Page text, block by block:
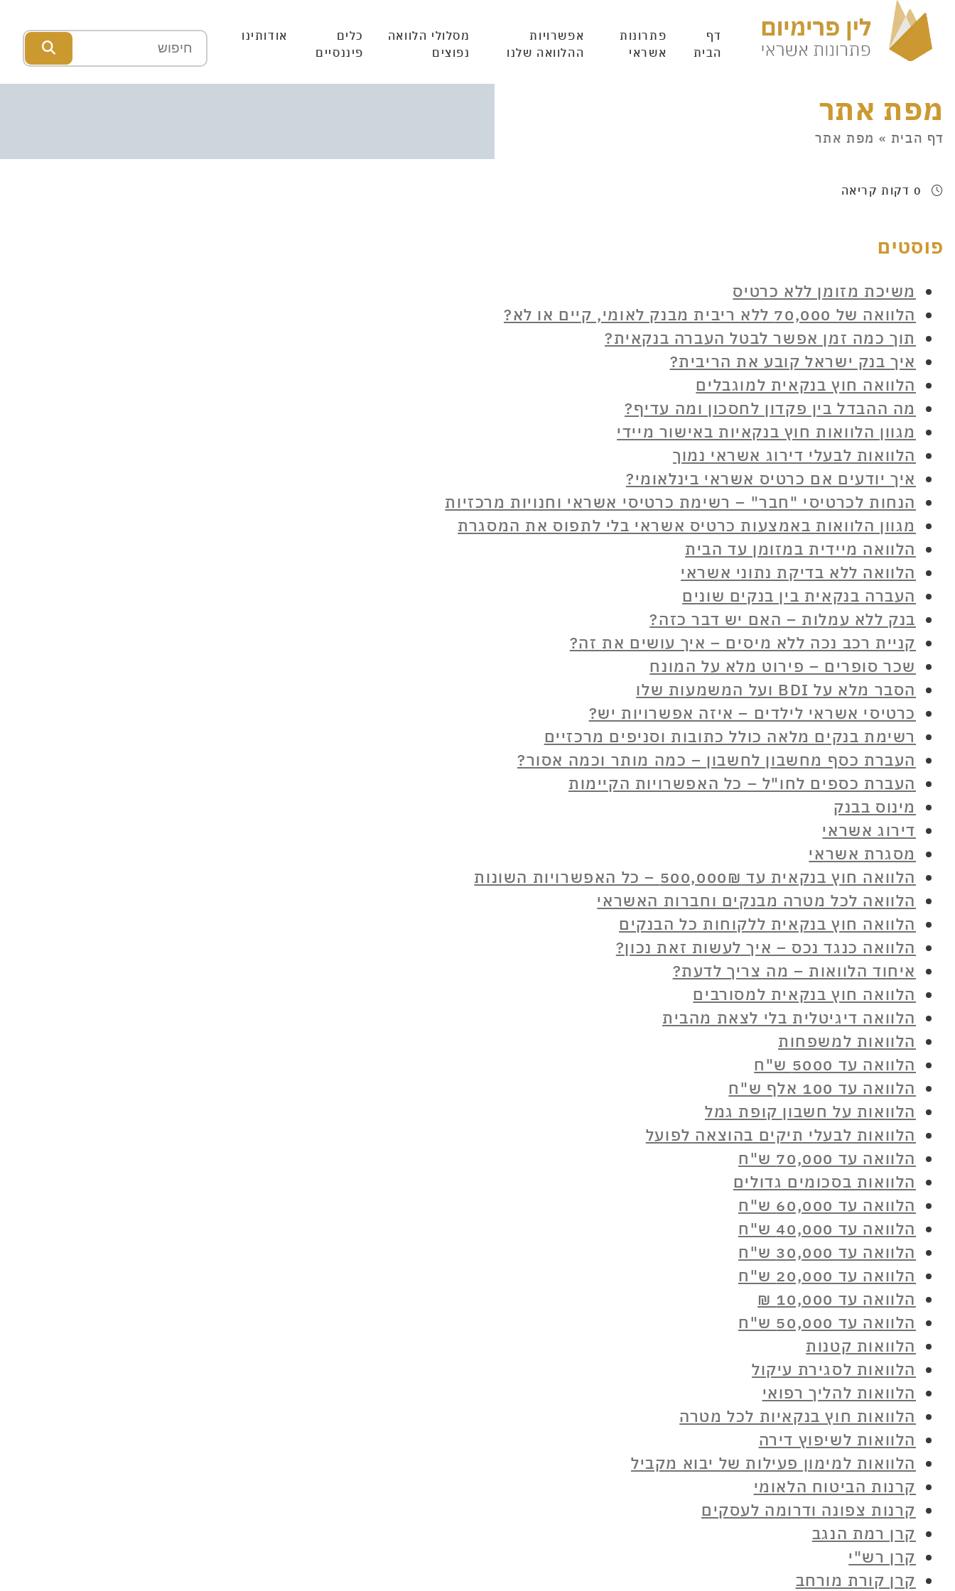
דף
הבית
פתרונות
אשראי
אפשרויות
ההלוואה שלנו
מסלולי הלוואה
נפוצים
כלים
פיננסיים
אודותינו
מפת אתר
דף הבית » מפת אתר
פוסטים
משיכת מזומן ללא כרטיס
הלוואה של 70,000 ללא ריבית מבנק לאומי, קיים או לא?
תוך כמה זמן אפשר לבטל העברה בנקאית?
איך בנק ישראל קובע את הריבית?
הלוואה חוץ בנקאית למוגבלים
מה ההבדל בין פקדון לחסכון ומה עדיף?
מגוון הלוואות חוץ בנקאיות באישור מיידי
הלוואות לבעלי דירוג אשראי נמוך
איך יודעים אם כרטיס אשראי בינלאומי?
הנחות לכרטיסי "חבר" – רשימת כרטיסי אשראי וחנויות מרכזיות
מגוון הלוואות באמצעות כרטיס אשראי בלי לתפוס את המסגרת
הלוואה מיידית במזומן עד הבית
הלוואה ללא בדיקת נתוני אשראי
העברה בנקאית בין בנקים שונים
בנק ללא עמלות – האם יש דבר כזה?
קניית רכב נכה ללא מיסים – איך עושים את זה?
שכר סופרים – פירוט מלא על המונח
הסבר מלא על BDI ועל המשמעות שלו
כרטיסי אשראי לילדים – איזה אפשרויות יש?
רשימת בנקים מלאה כולל כתובות וסניפים מרכזיים
העברת כסף מחשבון לחשבון – כמה מותר וכמה אסור?
העברת כספים לחו"ל – כל האפשרויות הקיימות
מינוס בבנק
דירוג אשראי
מסגרת אשראי
הלוואה חוץ בנקאית עד 500,000₪ – כל האפשרויות השונות
הלוואה לכל מטרה מבנקים וחברות האשראי
הלוואה חוץ בנקאית ללקוחות כל הבנקים
הלוואה כנגד נכס – איך לעשות זאת נכון?
איחוד הלוואות – מה צריך לדעת?
הלוואה חוץ בנקאית למסורבים
הלוואה דיגיטלית בלי לצאת מהבית
הלוואות למשפחות
הלוואה עד 5000 ש"ח
הלוואה עד 100 אלף ש"ח
הלוואות על חשבון קופת גמל
הלוואות לבעלי תיקים בהוצאה לפועל
הלוואה עד 70,000 ש"ח
הלוואות בסכומים גדולים
הלוואה עד 60,000 ש"ח
הלוואה עד 40,000 ש"ח
הלוואה עד 30,000 ש"ח
הלוואה עד 20,000 ש"ח
הלוואה עד 10,000 ₪
הלוואה עד 50,000 ש"ח
הלוואות קטנות
הלוואות לסגירת עיקול
הלוואות להליך רפואי
הלוואות חוץ בנקאיות לכל מטרה
הלוואות לשיפוץ דירה
הלוואות למימון פעילות של יבוא מקביל
קרנות הביטוח הלאומי
קרנות צפונה ודרומה לעסקים
קרן רמת הנגב
קרן רש"י
קרן קורת מורחב